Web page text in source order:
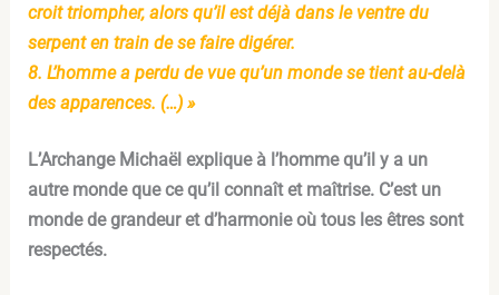
croit triompher, alors qu’il est déjà dans le ventre du
serpent en train de se faire digérer.
8. L’homme a perdu de vue qu’un monde se tient au-delà
des apparences. (…) »
L’Archange Michaël explique à l’homme qu’il y a un
autre monde que ce qu’il connaît et maîtrise. C’est un
monde de grandeur et d’harmonie où tous les êtres sont
respectés.